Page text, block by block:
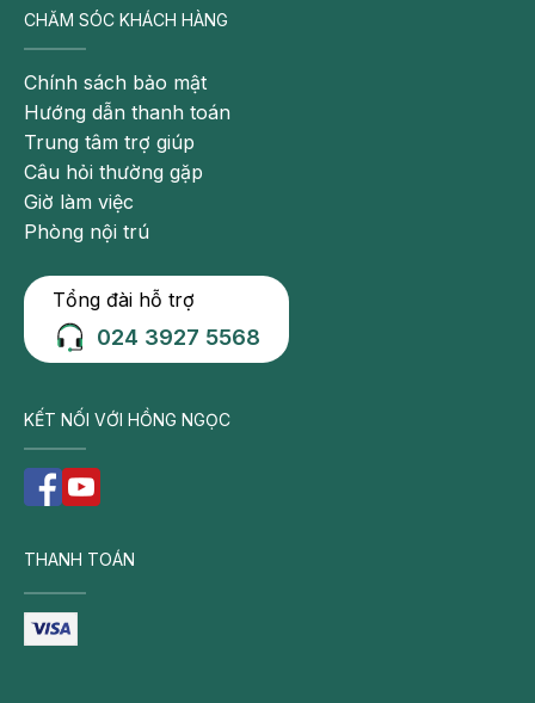
CHĂM SÓC KHÁCH HÀNG
Chính sách bảo mật
Hướng dẫn thanh toán
Trung tâm trợ giúp
Câu hỏi thường gặp
Giờ làm việc
Phòng nội trú
Tổng đài hỗ trợ
024 3927 5568
KẾT NỐI VỚI HỒNG NGỌC
THANH TOÁN